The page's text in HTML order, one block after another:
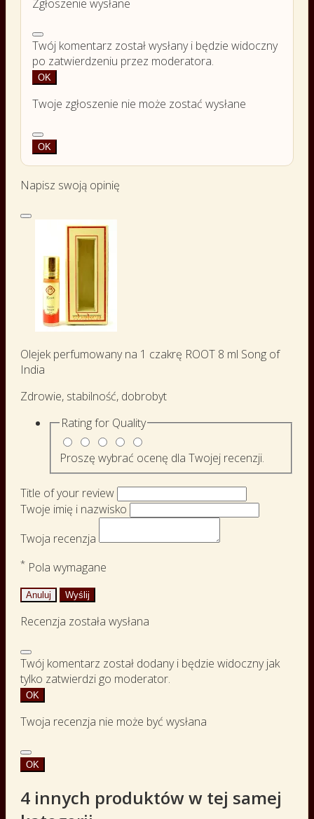
Zgłoszenie wysłane
Twój komentarz został wysłany i będzie widoczny
po zatwierdzeniu przez moderatora.
OK
Twoje zgłoszenie nie może zostać wysłane
OK
Napisz swoją opinię
Olejek perfumowany na 1 czakrę ROOT 8 ml Song of
India
Zdrowie, stabilność, dobrobyt
Rating for Quality
Proszę wybrać ocenę dla Twojej recenzji.
Title of your review
Twoje imię i nazwisko
Twoja recenzja
* Pola wymagane
Anuluj Wyślij
Recenzja została wysłana
Twój komentarz został dodany i będzie widoczny jak
tylko zatwierdzi go moderator.
OK
Twoja recenzja nie może być wysłana
OK
4 innych produktów w tej samej